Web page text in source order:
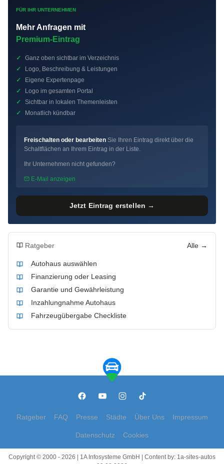
FÜR IHR UNTERNEHMEN
Mehr Anfragen mit
Premium-Eintrag
✓
Ganz oben sichtbar im Verzeichnis
✓
Logo, Beschreibung & Leistungen
✓
Eigene Expertenpage
✓
Logo im gesamten Portal
✓
Sichtbar in lokalen Themenleisten
✓
Monatlich kündbar
Freischalten oder bearbeiten Sie Ihren Eintrag direkt über die
Schaltflächen an Ihrem Eintrag in der Liste.
Ihr Unternehmen nicht gefunden?
E-Mail anzeigen
Jetzt Eintrag erstellen →
Ratgeber Alle →
Autohaus auswählen
Finanzierung oder Leasing
Garantie und Gewährleistung
Inzahlungnahme Autohaus
Fahrzeugübergabe Checkliste
Ratgeber FAQ Presse Städte Über Uns Impressum
Datenschutz Cookies
Copyright © 2000 - 2026 | 1A Infosysteme GmbH | Content by: 1a-sites-autos